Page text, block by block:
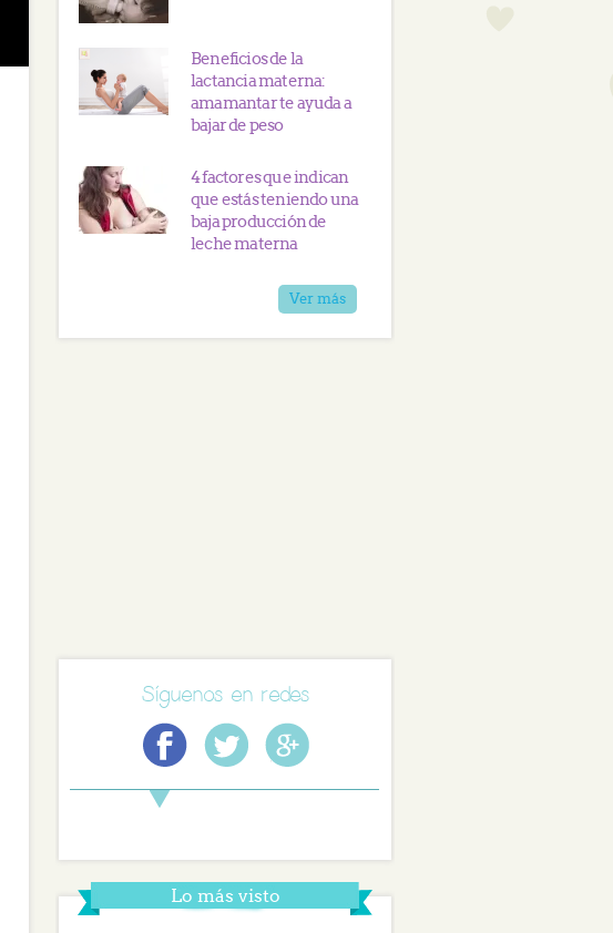
Beneficios de la
lactancia materna:
amamantar te ayuda a
bajar de peso
4 factores que indican
que estás teniendo una
baja producción de
leche materna
Ver más
Síguenos en redes
Lo más visto